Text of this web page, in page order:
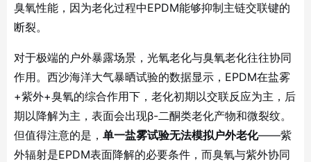
臭氧性能，因为老化过程中EPDM能够抑制主链交联键的
断裂。
对于极端的户外暴露场景，光氧老化与臭氧老化往往协同
作用。西沙海洋大气暴晒试验的数据显示，EPDM在盐雾
+紫外+臭氧的综合作用下，老化初期以交联反应为主，后
期以降解为主，表面会出现β-二酮类老化产物和微裂纹。
但值得注意的是， 单一盐雾试验无法模拟户外老化——紫
外辐射是EPDM表面降解的必要条件，而臭氧与紫外协同